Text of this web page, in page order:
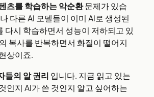
츠를 학습하는 악순환문제가 있습
다른 AI 모델들이 이미 AI로 생성된
다시 학습하면서 성능이 저하되고 있
복사를 반복하면서 화질이 떨어지
상이죠.
들의 알 권리 입니다. 지금 읽고 있는
인지 AI가 쓴 것인지 알고 싶어하는